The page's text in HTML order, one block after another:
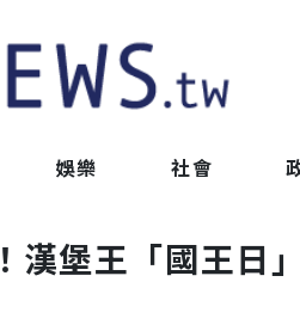
娛樂 社會
漢堡王「國王